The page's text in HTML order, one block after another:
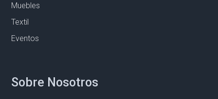
Muebles
Textil
Eventos
Sobre Nosotros